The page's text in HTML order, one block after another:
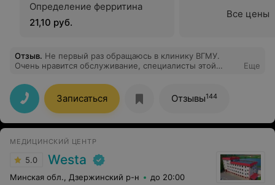
Определение ферритина
21,10 руб.
Все цены
Отзыв. Не первый раз обращаюсь в клинику ВГМУ.
Очень нравится обслуживание, специалисты этой
Еще
Записаться Отзывы144
МЕДИЦИНСКИЙ ЦЕНТР
5.0 Westa
Минская обл., Дзержинский р-н до 20:00